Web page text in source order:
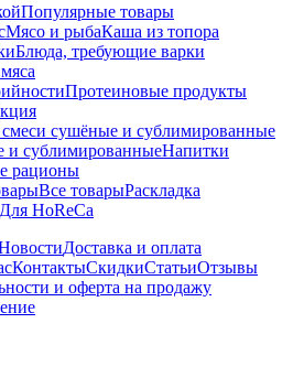
Популярные товары
Мясо и рыбаКаша из топора
Блюда, требующие варки
Протеиновые продукты
сушёные и сублимированные
сублимированныеНапитки
рационы
Все товарыРаскладка
Для HoReCa
Доставка и оплата
КонтактыСкидкиСтатьиОтзывы
и оферта на продажу